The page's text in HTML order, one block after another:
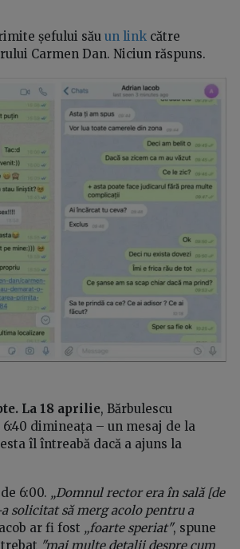
șefului său un link către
Carmen Dan. Niciun răspuns.
La 18 aprilie, Bărbulescu
dimineața – un mesaj de la
îl întreabă dacă a ajuns la
6:00. „Domnul rector era în sală [de
solicitat să merg acolo pentru a
ar fi fost „foarte speriat", spune
"mai multe detalii despre cum